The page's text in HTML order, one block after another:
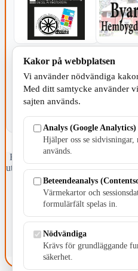
KOMMUNEN
Fristående webbtidningsföretag
ut tidningen Skillingaryd.nu och
april 2026 omfattar
Värnamo och
E-post:
Postadress: Gisslaköp
Kakor på webbplatsen
Vi använder nödvändiga
Med ditt samtycke använder
sajten används.
Analys (Google Analytics)
Hjälper oss se
används.
Beteendeanalys
Värmekartor och
formulärfält spelas in.
Nödvändiga
Krävs för grundläggande
säkerhet.